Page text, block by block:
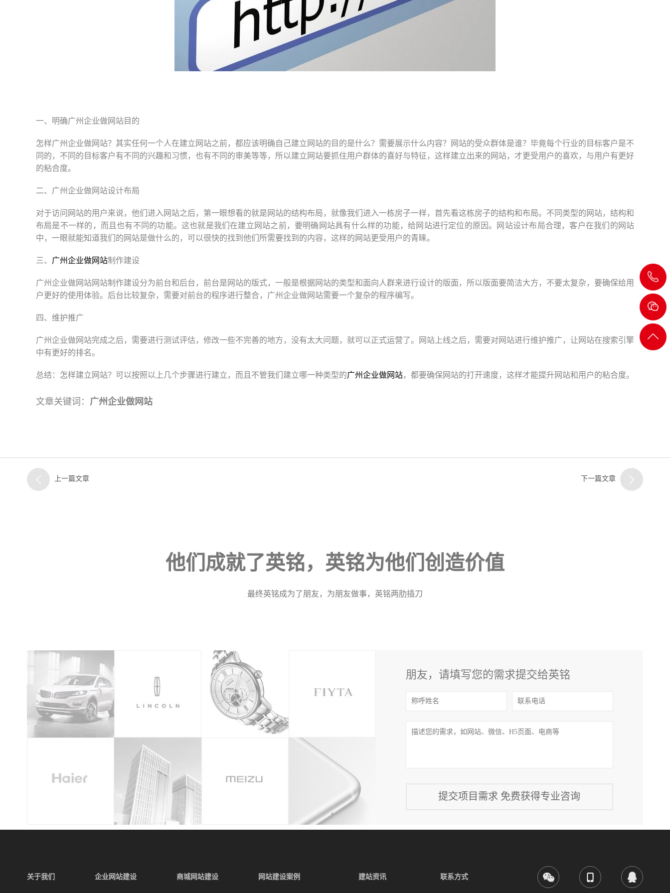
020-
8232
2722
返回
一、明确广州企业做网站目的
怎样广州企业做网站？其实任何一个人在建立网站之前，都应该明确自己建立网站的目的是什么？需要展示什么内容？网站的受众群体是谁？毕竟每个行业的目标客户是不
同的，不同的目标客户有不同的兴趣和习惯，也有不同的审美等等，所以建立网站要抓住用户群体的喜好与特征，这样建立出来的网站，才更受用户的喜欢，与用户有更好
的粘合度。
二、 广州企业做网站设计布局
对于访问网站的用户来说，他们进入网站之后，第一眼想看的就是网站的结构布局，就像我们进入一栋房子一样，首先看这栋房子的结构和布局。不同类型的网站，结构和
布局是不一样的，而且也有不同的功能。这也就是我们在建立网站之前，要明确网站具有什么样的功能，给网站进行定位的原因。网站设计布局合理，客户在我们的网站
中，一眼就能知道我们的网站是做什么的，可以很快的找到他们所需要找到的内容，这样的网站更受用户的青睐。
三、 广州企业做网站制作建设
广州企业做网站网站制作建设分为前台和后台，前台是网站的版式，一般是根据网站的类型和面向人群来进行设计的版面，所以版面要简洁大方，不要太复杂，要确保给用
户更好的使用体验。后台比较复杂，需要对前台的程序进行整合，广州企业做网站需要一个复杂的程序编写。
四、维护推广
广州企业做网站完成之后，需要进行测试评估，修改一些不完善的地方，没有太大问题，就可以正式运营了。网站上线之后，需要对网站进行维护推广，让网站在搜索引擎
中有更好的排名。
总结：怎样建立网站？可以按照以上几个步骤进行建立，而且不管我们建立哪一种类型的广州企业做网站，都要确保网站的打开速度，这样才能提升网站和用户的粘合度。
文章关键词： 广州企业做网站
上一篇文章 下一篇文章
他们成就了英铭，英铭为他们创造价值
最终英铭成为了朋友，为朋友做事，英铭两肋插刀
朋友，请填写您的需求提交给英铭
关于我们 企业网站建设 商城网站建设 网站建设案例 建站资讯 联系方式